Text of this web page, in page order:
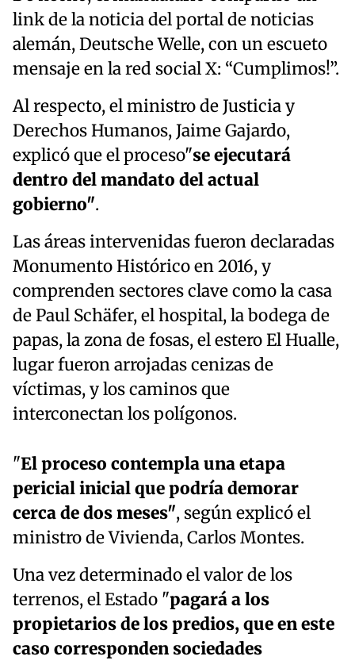
link de la noticia del portal de noticias
alemán, Deutsche Welle, con un escueto
mensaje en la red social X: “Cumplimos!”.
Al respecto, el ministro de Justicia y
Derechos Humanos, Jaime Gajardo,
explicó que el proceso"se ejecutará
dentro del mandato del actual
gobierno".
Las áreas intervenidas fueron declaradas
Monumento Histórico en 2016, y
comprenden sectores clave como la casa
de Paul Schäfer, el hospital, la bodega de
papas, la zona de fosas, el estero El Hualle,
lugar fueron arrojadas cenizas de
víctimas, y los caminos que
interconectan los polígonos.
"El proceso contempla una etapa
pericial inicial que podría demorar
cerca de dos meses", según explicó el
ministro de Vivienda, Carlos Montes.
Una vez determinado el valor de los
terrenos, el Estado "pagará a los
propietarios de los predios, que en este
caso corresponden sociedades